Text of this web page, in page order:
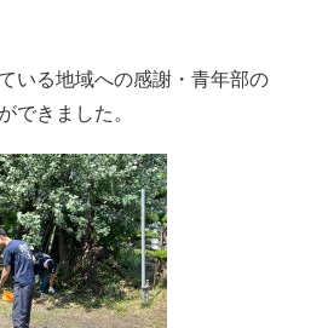
いる地域への感謝・青年部の
できました。